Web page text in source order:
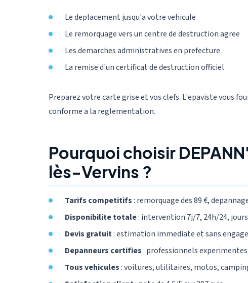
Le deplacement jusqu'a votre vehicule
Le remorquage vers un centre de destruction agree
Les demarches administratives en prefecture
La remise d'un certificat de destruction officiel
Preparez votre carte grise et vos clefs. L'epaviste vous
conforme a la reglementation.
Pourquoi choisir
lès-Vervins ?
Tarifs competitifs: remorquage des 89 €,
Disponibilite totale: intervention 7j/7, 24h/24,
Devis gratuit: estimation immediate et sans
Depanneurs certifies: professionnels
Tous vehicules: voitures, utilitaires, motos,